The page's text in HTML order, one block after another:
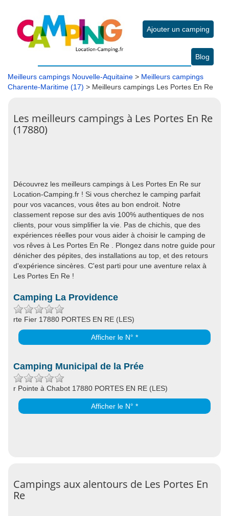
Ajouter un camping
Blog
Meilleurs campings Nouvelle-Aquitaine > Meilleurs campings
Charente-Maritime (17) > Meilleurs campings Les Portes En Re
Les meilleurs campings à Les Portes En Re
(17880)
Découvrez les meilleurs campings à Les Portes En Re sur
Location-Camping.fr ! Si vous cherchez le camping parfait
pour vos vacances, vous êtes au bon endroit. Notre
classement repose sur des avis 100% authentiques de nos
clients, pour vous simplifier la vie. Pas de chichis, que des
expériences réelles pour vous aider à choisir le camping de
vos rêves à Les Portes En Re . Plongez dans notre guide pour
dénicher des pépites, des installations au top, et des retours
d'expérience sincères. C'est parti pour une aventure relax à
Les Portes En Re !
Camping La Providence
rte Fier 17880 PORTES EN RE (LES)
Afficher le N° *
Camping Municipal de la Prée
r Pointe à Chabot 17880 PORTES EN RE (LES)
Afficher le N° *
Campings aux alentours de Les Portes En
Re